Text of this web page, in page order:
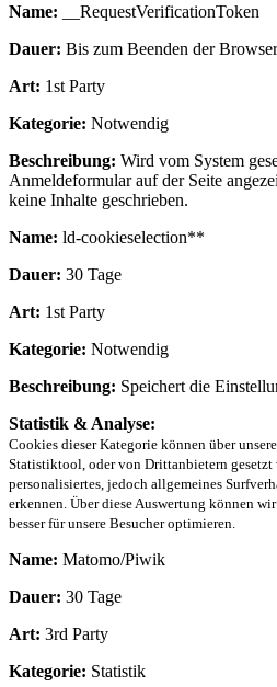
Name: __RequestVerificationToken
Dauer: Bis zum Beenden der
Art: 1st Party
Kategorie: Notwendig
Beschreibung: Wird vom System
Anmeldeformular auf der Seite
keine Inhalte geschrieben.
Name: ld-cookieselection**
Dauer: 30 Tage
Art: 1st Party
Kategorie: Notwendig
Beschreibung: Speichert die
Statistik & Analyse:
Cookies dieser Kategorie können über
Statistiktool, oder von Drittanbietern gesetzt
personalisiertes, jedoch allgemeines
erkennen. Über diese Auswertung können
besser für unsere Besucher optimieren.
Name: Matomo/Piwik
Dauer: 30 Tage
Art: 3rd Party
Kategorie: Statistik